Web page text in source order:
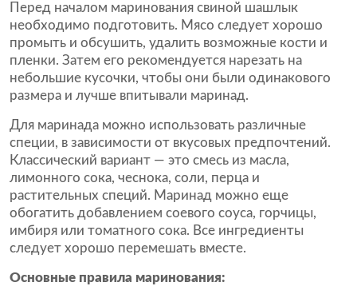
Перед началом маринования свиной шашлык
необходимо подготовить. Мясо следует хорошо
промыть и обсушить, удалить возможные кости и
пленки. Затем его рекомендуется нарезать на
небольшие кусочки, чтобы они были одинакового
размера и лучше впитывали маринад.
Для маринада можно использовать различные
специи, в зависимости от вкусовых предпочтений.
Классический вариант — это смесь из масла,
лимонного сока, чеснока, соли, перца и
растительных специй. Маринад можно еще
обогатить добавлением соевого соуса, горчицы,
имбиря или томатного сока. Все ингредиенты
следует хорошо перемешать вместе.
Основные правила маринования: